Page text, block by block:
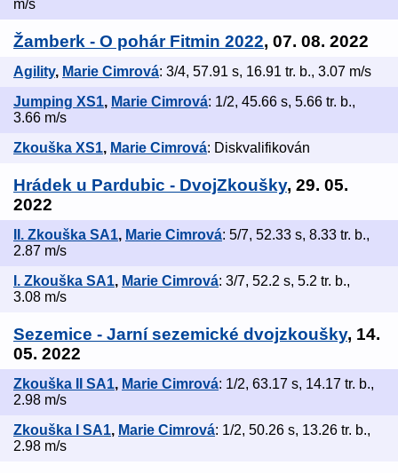
m/s
Žamberk - O pohár Fitmin 2022, 07. 08. 2022
Agility, Marie Cimrová: 3/4, 57.91 s, 16.91 tr. b., 3.07 m/s
Jumping XS1, Marie Cimrová: 1/2, 45.66 s, 5.66 tr. b.,
3.66 m/s
Zkouška XS1, Marie Cimrová: Diskvalifikován
Hrádek u Pardubic - DvojZkoušky, 29. 05.
2022
II. Zkouška SA1, Marie Cimrová: 5/7, 52.33 s, 8.33 tr. b.,
2.87 m/s
I. Zkouška SA1, Marie Cimrová: 3/7, 52.2 s, 5.2 tr. b.,
3.08 m/s
Sezemice - Jarní sezemické dvojzkoušky, 14.
05. 2022
Zkouška II SA1, Marie Cimrová: 1/2, 63.17 s, 14.17 tr. b.,
2.98 m/s
Zkouška I SA1, Marie Cimrová: 1/2, 50.26 s, 13.26 tr. b.,
2.98 m/s